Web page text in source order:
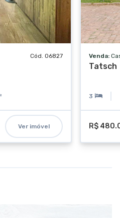
Cód. 06827
Ver imóvel
Venda:
Tatsch
3
R$